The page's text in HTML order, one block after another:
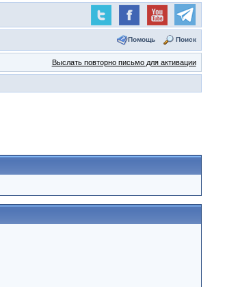
Помощь Поиск
Выслать повторно письмо для активации